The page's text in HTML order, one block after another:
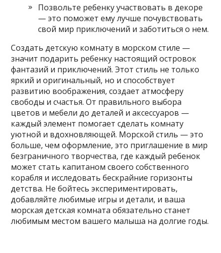
Позвольте ребенку участвовать в декоре
— это поможет ему лучше почувствовать
свой мир приключений и заботиться о нем.
Создать детскую комнату в морском стиле —
значит подарить ребенку настоящий островок
фантазий и приключений. Этот стиль не только
яркий и оригинальный, но и способствует
развитию воображения, создает атмосферу
свободы и счастья. От правильного выбора
цветов и мебели до деталей и аксессуаров —
каждый элемент помогает сделать комнату
уютной и вдохновляющей. Морской стиль — это
больше, чем оформление, это приглашение в мир
безграничного творчества, где каждый ребенок
может стать капитаном своего собственного
корабля и исследовать бескрайние горизонты
детства. Не бойтесь экспериментировать,
добавляйте любимые игры и детали, и ваша
морская детская комната обязательно станет
любимым местом вашего малыша на долгие годы.